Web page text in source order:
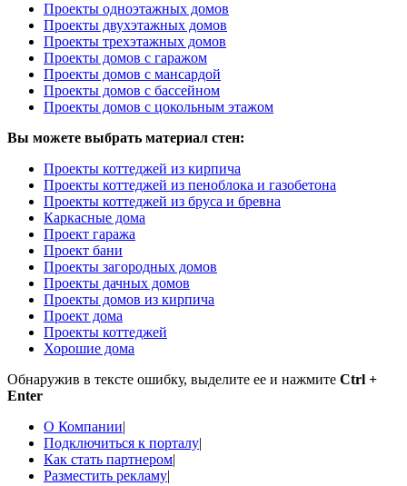
Проекты одноэтажных домов
Проекты двухэтажных домов
Проекты трехэтажных домов
Проекты домов с гаражом
Проекты домов с мансардой
Проекты домов с бассейном
Проекты домов с цокольным этажом
Вы можете выбрать материал стен:
Проекты коттеджей из кирпича
Проекты коттеджей из пеноблока и газобетона
Проекты коттеджей из бруса и бревна
Каркасные дома
Проект гаража
Проект бани
Проекты загородных домов
Проекты дачных домов
Проекты домов из кирпича
Проект дома
Проекты коттеджей
Хорошие дома
Обнаружив в тексте ошибку, выделите ее и нажмите Ctrl +
Enter
О Компании|
Подключиться к порталу|
Как стать партнером|
Разместить рекламу|